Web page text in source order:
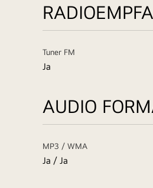
Tuner FM
Ja
AUDIO
MP3 / WMA
Ja / Ja